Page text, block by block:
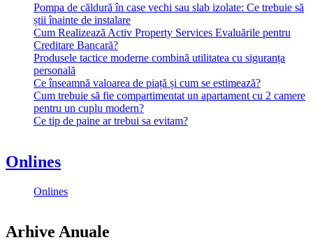
Pompa de căldură în case vechi sau slab izolate: Ce trebuie să
știi înainte de instalare
Cum Realizează Activ Property Services Evaluările pentru
Creditare Bancară?
Produsele tactice moderne combină utilitatea cu siguranța
personală
Ce înseamnă valoarea de piață și cum se estimează?
Cum trebuie să fie compartimentat un apartament cu 2 camere
pentru un cuplu modern?
Ce tip de paine ar trebui sa evitam?
Onlines
Onlines
Arhive Anuale